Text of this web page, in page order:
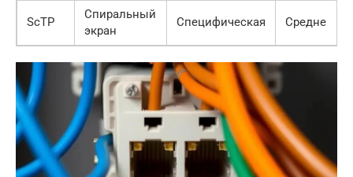
ScTP
Спиральный
экран
Специфическая Средне